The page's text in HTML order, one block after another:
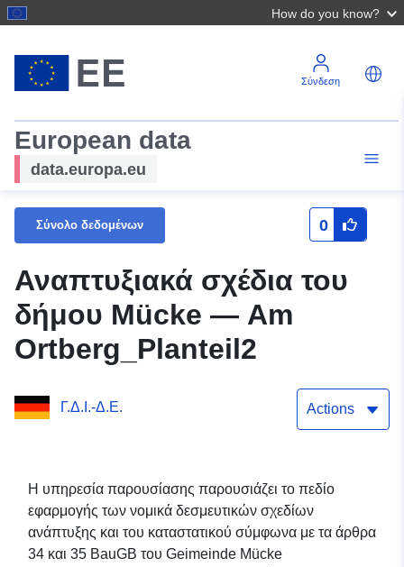
How do you know?
Σύνδεση
European data
data.europa.eu
Σύνολο δεδομένων 0
Αναπτυξιακά σχέδια του
δήμου Mücke — Am
Ortberg_Planteil2
Γ.Δ.Ι.-Δ.Ε. Actions
Η υπηρεσία παρουσίασης παρουσιάζει το πεδίο
εφαρμογής των νομικά δεσμευτικών σχεδίων
ανάπτυξης και του καταστατικού σύμφωνα με τα άρθρα
34 και 35 BauGB του Geimeinde Mücke